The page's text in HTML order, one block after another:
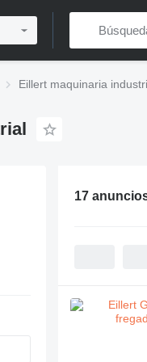
Eillert maquinaria
17